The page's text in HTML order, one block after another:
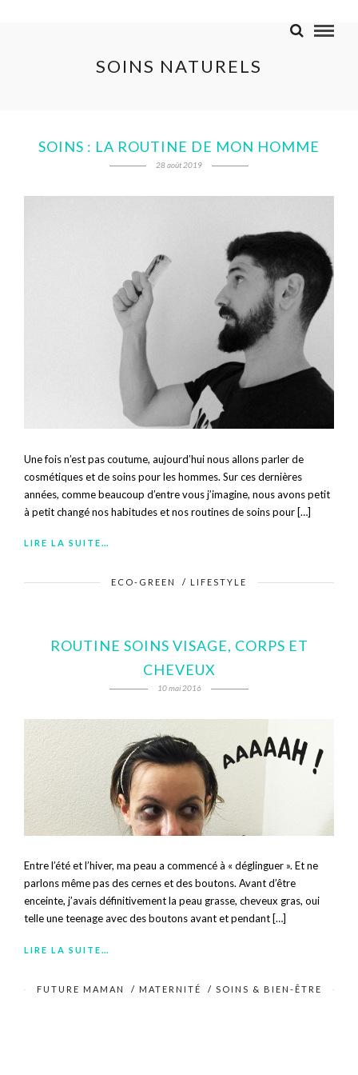
SOINS NATURELS
SOINS : LA ROUTINE DE MON HOMME
28 août 2019
Une fois n’est pas coutume, aujourd’hui nous allons parler de
cosmétiques et de soins pour les hommes. Sur ces dernières
années, comme beaucoup d’entre vous j’imagine, nous avons petit
à petit changé nos habitudes et nos routines de soins pour […]
LIRE LA SUITE…
ECO-GREEN / LIFESTYLE
ROUTINE SOINS VISAGE, CORPS ET
CHEVEUX
10 mai 2016
Entre l’été et l’hiver, ma peau a commencé à « déglinguer ». Et ne
parlons même pas des cernes et des boutons. Avant d’être
enceinte, j’avais définitivement la peau grasse, cheveux gras, oui
telle une teenage avec des boutons avant et pendant […]
LIRE LA SUITE…
FUTURE MAMAN / MATERNITÉ / SOINS & BIEN-ÊTRE